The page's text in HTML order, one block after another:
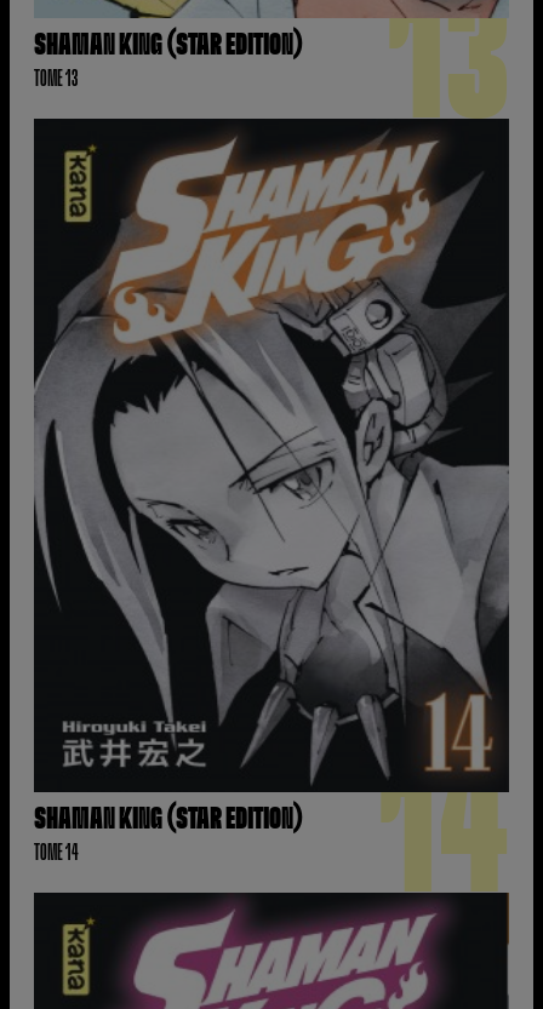
SHAMAN KING (STAR EDITION)
TOME 13 13
SHAMAN KING (STAR EDITION)
TOME 14 14